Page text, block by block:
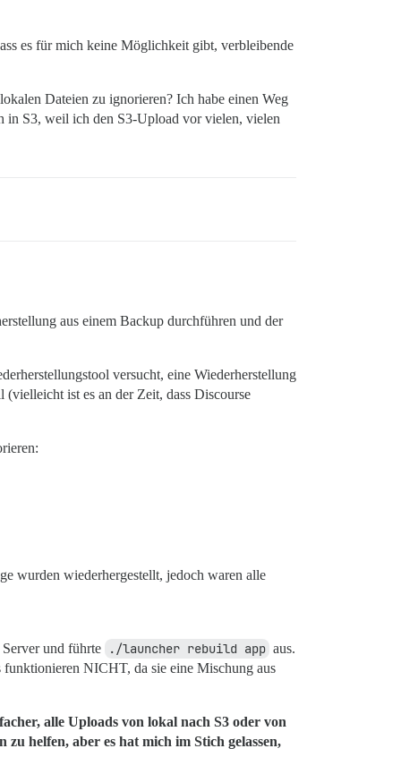
es für mich keine Möglichkeit gibt, verbleibende
Dateien zu ignorieren? Ich habe einen Weg
in S3, weil ich den S3-Upload vor vielen, vielen
aus einem Backup durchführen und der
versucht, eine Wiederherstellung
ist es an der Zeit, dass Discourse
wurden wiederhergestellt, jedoch waren alle
und führte ./launcher rebuild app aus.
funktionieren NICHT, da sie eine Mischung aus
alle Uploads von lokal nach S3 oder von
zu helfen, aber es hat mich im Stich gelassen,